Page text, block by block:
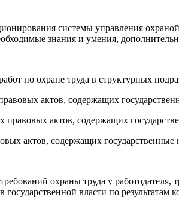
системы управления охраной
знания и умения,
по охране труда в структурных
актов, содержащих
актов, содержащих
актов, содержащих государственные
охраны труда у
власти по результатам